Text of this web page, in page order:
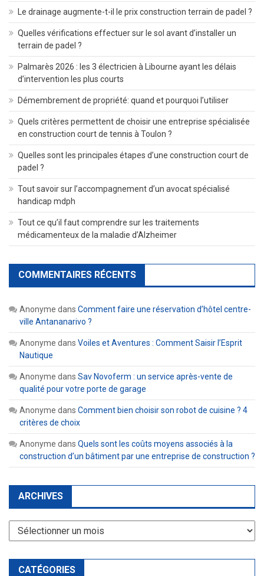
Le drainage augmente-t-il le prix construction terrain de padel ?
Quelles vérifications effectuer sur le sol avant d’installer un
terrain de padel ?
Palmarès 2026 : les 3 électricien à Libourne ayant les délais
d’intervention les plus courts
Démembrement de propriété: quand et pourquoi l’utiliser
Quels critères permettent de choisir une entreprise spécialisée
en construction court de tennis à Toulon ?
Quelles sont les principales étapes d’une construction court de
padel ?
Tout savoir sur l’accompagnement d’un avocat spécialisé
handicap mdph
Tout ce qu’il faut comprendre sur les traitements
médicamenteux de la maladie d’Alzheimer
COMMENTAIRES RÉCENTS
Anonyme dans Comment faire une réservation d’hôtel centre-
ville Antananarivo ?
Anonyme dans Voiles et Aventures : Comment Saisir l’Esprit
Nautique
Anonyme dans Sav Novoferm : un service après-vente de
qualité pour votre porte de garage
Anonyme dans Comment bien choisir son robot de cuisine ? 4
critères de choix
Anonyme dans Quels sont les coûts moyens associés à la
construction d’un bâtiment par une entreprise de construction ?
ARCHIVES
Archives
CATÉGORIES